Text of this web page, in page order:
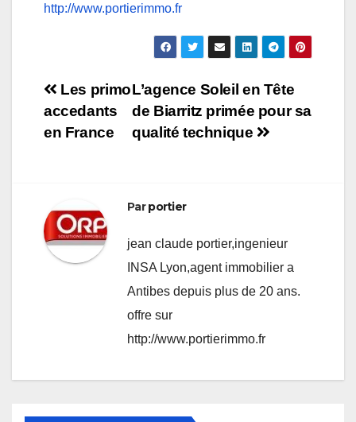
http://www.portierimmo.fr
Navigation
de
L’agence Soleil en Tête
de Biarritz primée pour sa
qualité technique
Les primo
accedants
en France
Parportier
jean claude portier,ingenieur
INSA Lyon,agent immobilier a
Antibes depuis plus de 20 ans.
offre sur
http://www.portierimmo.fr